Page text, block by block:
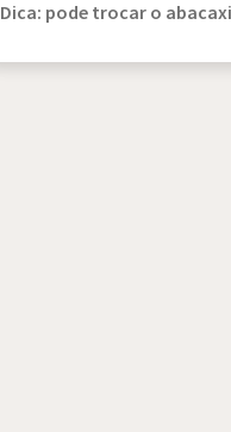
Dica: pode trocar o